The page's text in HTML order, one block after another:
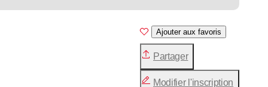
Ajouter aux favoris
Partager
Modifier l'inscription